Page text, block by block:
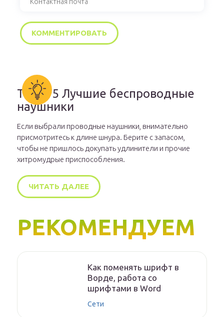
ТОП-15 Лучшие беспроводные
наушники
Если выбрали проводные наушники, внимательно
присмотритесь к длине шнура. Берите с запасом,
чтобы не пришлось докупать удлинители и прочие
хитромудрые приспособления.
ЧИТАТЬ ДАЛЕЕ
РЕКОМЕНДУЕМ
Как поменять шрифт в
Ворде, работа со
шрифтами в Word
Сети